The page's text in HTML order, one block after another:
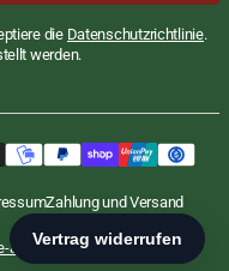
San, Korea,Regulärer
Preis
€1,00
EUR
KG
die Datenschutzrichtlinie.
werden.
Zahlung und Versand
agentur.net